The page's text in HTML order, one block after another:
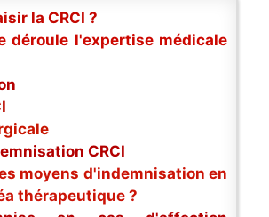
la CRCI ?
déroule l'expertise médicale
CRCI
moyens d'indemnisation en
thérapeutique ?